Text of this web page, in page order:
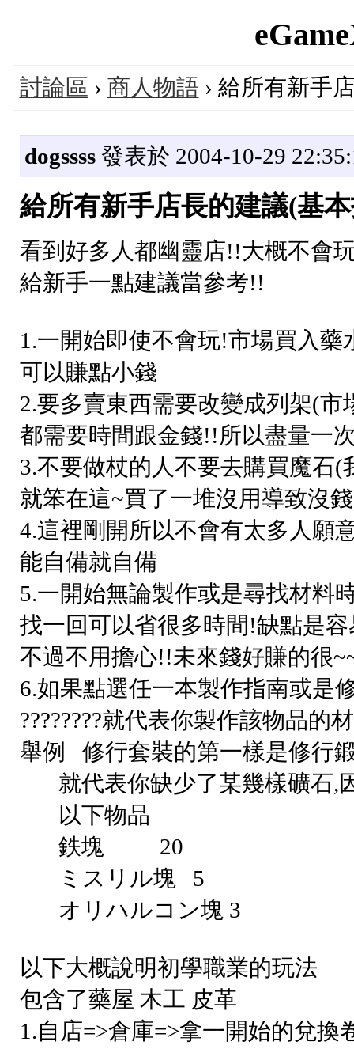
討論區 › 商人物語 › 給所有新手
dogssss發表於 2004-10-29
給所有新手店長的建議(基
看到好多人都幽靈店!!大概不會
給新手一點建議當參考!!
1.一開始即使不會玩!市場買入藥
可以賺點小錢
2.要多賣東西需要改變成列架(市
都需要時間跟金錢!!所以盡量一
3.不要做杖的人不要去購買魔石(
就笨在這~買了一堆沒用導致沒
4.這裡剛開所以不會有太多人願
能自備就自備
5.一開始無論製作或是尋找材料
找一回可以省很多時間!缺點是
不過不用擔心!!未來錢好賺的很
6.如果點選任一本製作指南或是
????????就代表你製作該物品的
舉例 修行套裝的第一樣是修行
就代表你缺少了某幾樣礦石,
以下物品
鉄塊 20
ミスリル塊 5
オリハルコン塊 3
以下大概說明初學職業的玩法
包含了藥屋 木工 皮革
1.自店=>倉庫=>拿一開始的兌換